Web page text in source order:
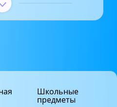
Школьные
предметы